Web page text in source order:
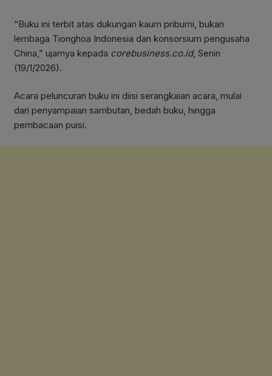
“Buku ini terbit atas dukungan kaum pribumi, bukan
lembaga Tionghoa Indonesia dan konsorsium pengusaha
China,” ujarnya kepada corebusiness.co.id, Senin
(19/1/2026).
Acara peluncuran buku ini diisi serangkaian acara, mulai
dari penyampaian sambutan, bedah buku, hingga
pembacaan puisi.